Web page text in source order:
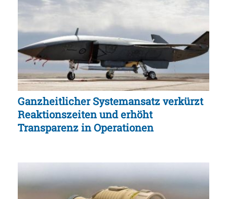
Ganzheitlicher Systemansatz verkürzt
Reaktionszeiten und erhöht
Transparenz in Operationen